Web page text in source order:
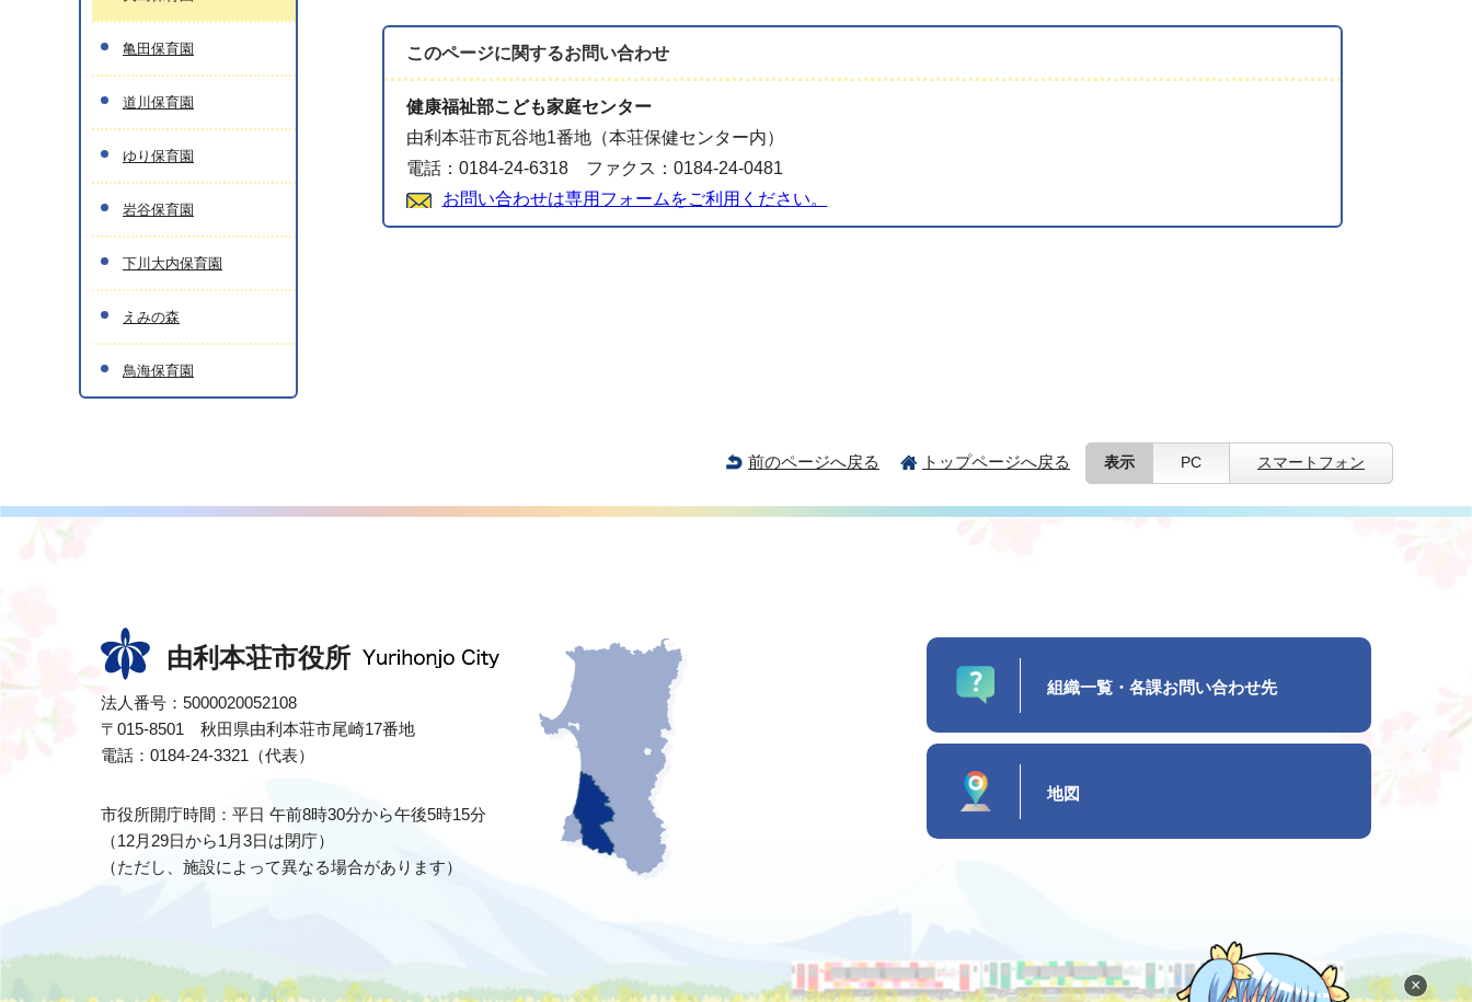
このページに関するお問い合わせ
健康福祉部こども家庭センター
由利本荘市瓦谷地1番地（本荘保健センター内）
電話：0184-24-6318 ファクス：0184-24-0481
お問い合わせは専用フォームをご利用ください。
亀田保育園
道川保育園
ゆり保育園
岩谷保育園
下川大内保育園
えみの森
鳥海保育園
前のページへ戻る トップページへ戻る 表示 PC スマートフォン
×
由利本荘市役所
法人番号：5000020052108
〒015-8501 秋田県由利本荘市尾崎17番地
電話：0184-24-3321（代表）
市役所開庁時間：平日 午前8時30分から午後5時15分
（12月29日から1月3日は閉庁）
（ただし、施設によって異なる場合があります）
組織一覧・各課お問い合わせ先
地図